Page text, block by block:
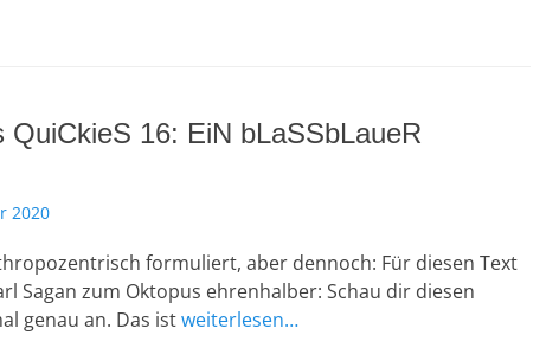
QuiCkieS 16: EiN bLaSSbLaueR
2020
formuliert, aber dennoch: Für diesen Text
Sagan zum Oktopus ehrenhalber: Schau dir diesen
genau an. Das istweiterlesen…